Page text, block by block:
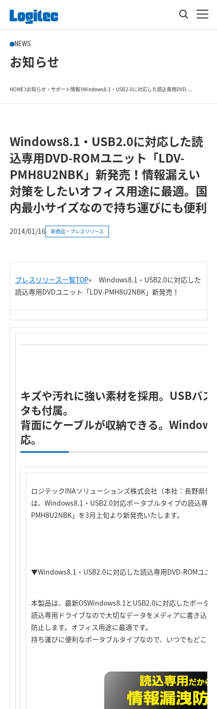
NEWS
お知らせ
HOME お知らせ・サポート情報 Windows8.1・USB2.0に対応した読込専用DVD-...
Windows8.1・USB2.0に対応した読
込専用DVD-ROMユニット「LDV-
PMH8U2NBK」新発売！情報漏えい
対策をしたいオフィス用途に最適。国
内最小サイズなので持ち運びにも便利
2014/01/16 新商品・プレスリリース
プレスリリース一覧TOP«
Windows8.1・USB2.0に対応した
読込専用DVDユニット「LDV-PMH8U2NBK」新発売！
キズや汚れに強い素材を採用。USBバ
タも付属。
背面にケーブルが収納できる。
応。
ロジテックINAソリューションズ株式会社（本社：長野県
は、Windows8.1・USB2.0対応ポータブルタイプの読込専用
PMH8U2NBK」を3月上旬より新発売いたします。
▼Windows8.1・USB2.0に対応した読込専用DVD-ROMユニ
本製品は、最新OSWindows8.1とUSB2.0に対応したポータ
読込専用ドライブなので大切なデータをメディアに書き込
防止します。オフィス用途に最適です。
持ち運びに便利なポータブルタイプなので、いつでもどこで